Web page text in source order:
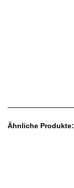
Ähnliche Produkte: